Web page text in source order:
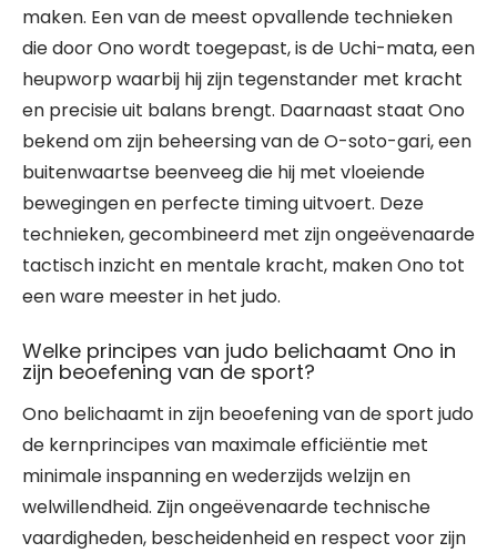
maken. Een van de meest opvallende technieken
die door Ono wordt toegepast, is de Uchi-mata, een
heupworp waarbij hij zijn tegenstander met kracht
en precisie uit balans brengt. Daarnaast staat Ono
bekend om zijn beheersing van de O-soto-gari, een
buitenwaartse beenveeg die hij met vloeiende
bewegingen en perfecte timing uitvoert. Deze
technieken, gecombineerd met zijn ongeëvenaarde
tactisch inzicht en mentale kracht, maken Ono tot
een ware meester in het judo.
Welke principes van judo belichaamt Ono in
zijn beoefening van de sport?
Ono belichaamt in zijn beoefening van de sport judo
de kernprincipes van maximale efficiëntie met
minimale inspanning en wederzijds welzijn en
welwillendheid. Zijn ongeëvenaarde technische
vaardigheden, bescheidenheid en respect voor zijn